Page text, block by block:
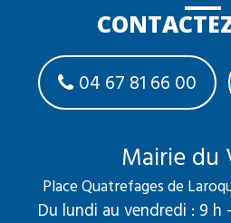
04 67 81 66 00
Mairie du
Place Quatrefages de
Du lundi au vendredi : 9 h